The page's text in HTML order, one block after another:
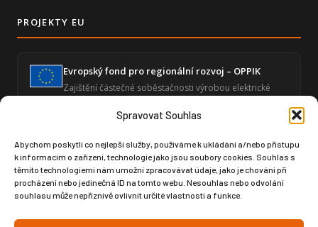
Spravovat Souhlas
Abychom poskytli co nejlepší služby, používáme k ukládání a/nebo přístupu
k informacím o zařízení, technologie jako jsou soubory cookies. Souhlas s
těmito technologiemi nám umožní zpracovávat údaje, jako je chování při
procházení nebo jedinečná ID na tomto webu. Nesouhlas nebo odvolání
souhlasu může nepříznivě ovlivnit určité vlastnosti a funkce.
PROJEKTY EU
Evropský fond pro regionální rozvoj – OPPIK
Zajištění částečné soběstačnosti výrobou elektrické
Zvýšení úrovně digitalizace – GLOBAL SPORT
ČUPA
Posílení digitální infrastruktury prostřednictvím
moderního softwaru pro produktový design a výrobní
dokumentaci.